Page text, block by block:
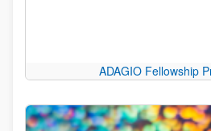
ADAGIO Fellowship